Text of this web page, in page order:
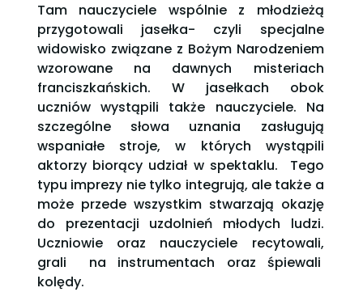
Tam nauczyciele wspólnie z młodzieżą
przygotowali jasełka- czyli specjalne
widowisko związane z Bożym Narodzeniem
wzorowane na dawnych misteriach
franciszkańskich. W jasełkach obok
uczniów wystąpili także nauczyciele. Na
szczególne słowa uznania zasługują
wspaniałe stroje, w których wystąpili
aktorzy biorący udział w spektaklu. Tego
typu imprezy nie tylko integrują, ale także a
może przede wszystkim stwarzają okazję
do prezentacji uzdolnień młodych ludzi.
Uczniowie oraz nauczyciele recytowali,
grali na instrumentach oraz śpiewali
kolędy.